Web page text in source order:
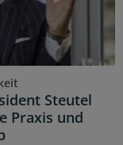
Steutel
Praxis und